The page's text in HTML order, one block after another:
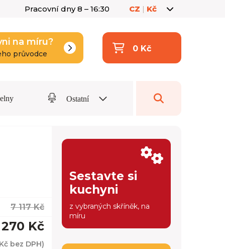
Pracovní dny 8 – 16:30 CZ | Kč
na míru?
průvodce
0 Kč
Ostatní
7 117 Kč
Kč
bez DPH)
Sestavte si
kuchyni
z vybraných skříněk, na
míru